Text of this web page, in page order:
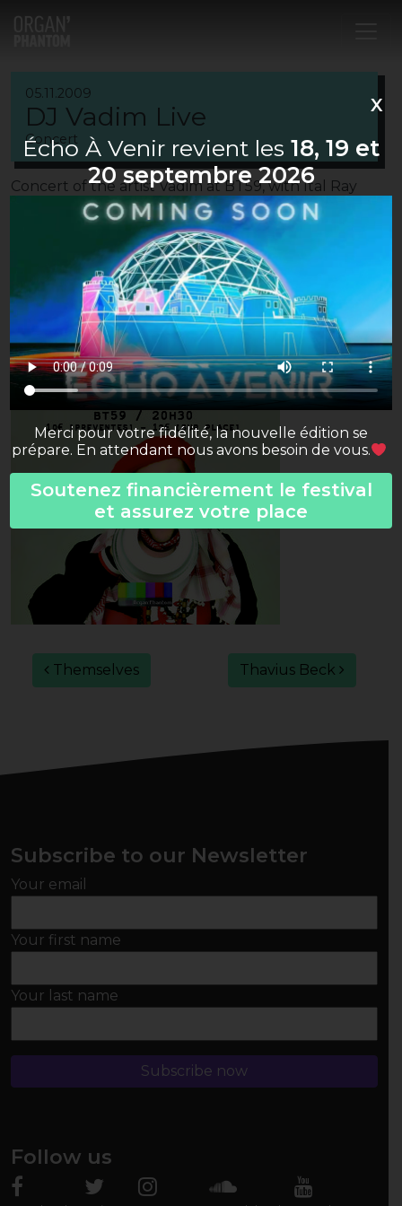
05.11.2009
DJ Vadim Live
Concert
Concert of the artist Vadim at BT59, with Ital Ray
Birth and Petit Pois Carotte & Mr M.
Post navigation
Themselves Thavius Beck
Subscribe to our Newsletter
Your email
Your first name
Your last name
Follow us
Écho À Venir revient les 18, 19 et
20 septembre 2026
Merci pour votre fidélité, la nouvelle édition se
prépare. En attendant nous avons besoin de vous.
Soutenez financièrement le festival
et assurez votre place
X